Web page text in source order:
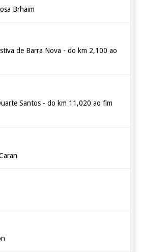
Brhaim
de Barra Nova - do km 2,100 ao
Santos - do km 11,020 ao fim